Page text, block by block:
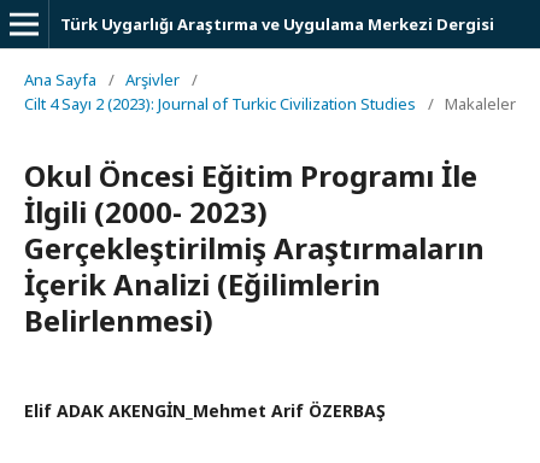
Türk Uygarlığı Araştırma ve Uygulama Merkezi Dergisi
Ana Sayfa / Arşivler /
Cilt 4 Sayı 2 (2023): Journal of Turkic Civilization Studies
/ Makaleler
Okul Öncesi Eğitim Programı İle
İlgili (2000- 2023)
Gerçekleştirilmiş Araştırmaların
İçerik Analizi (Eğilimlerin
Belirlenmesi)
Elif ADAK AKENGİN_Mehmet Arif ÖZERBAŞ